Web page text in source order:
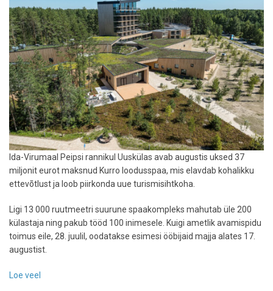
pehmes
voodis
Ida-Virumaal Peipsi rannikul Uuskülas avab augustis uksed 37
miljonit eurot maksnud Kurro loodusspaa, mis elavdab kohalikku
ettevõtlust ja loob piirkonda uue turismisihtkoha.
Ligi 13 000 ruutmeetri suurune spaakompleks mahutab üle 200
külastaja ning pakub tööd 100 inimesele. Kuigi ametlik avamispidu
toimus eile, 28. juulil, oodatakse esimesi ööbijaid majja alates 17.
augustist.
Loe veel